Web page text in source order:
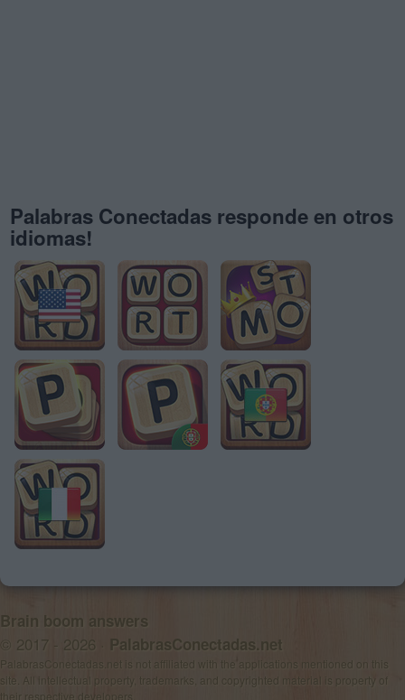
Palabras Conectadas responde en otros
idiomas!
Brain boom answers
© 2017 - 2026 · PalabrasConectadas.net
PalabrasConectadas.net is not affiliated with the applications mentioned on this
site. All intellectual property, trademarks, and copyrighted material is property of